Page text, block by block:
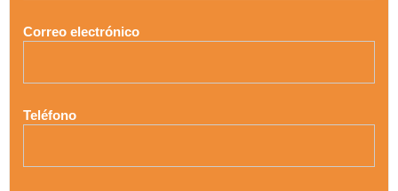
Correo electrónico
Teléfono